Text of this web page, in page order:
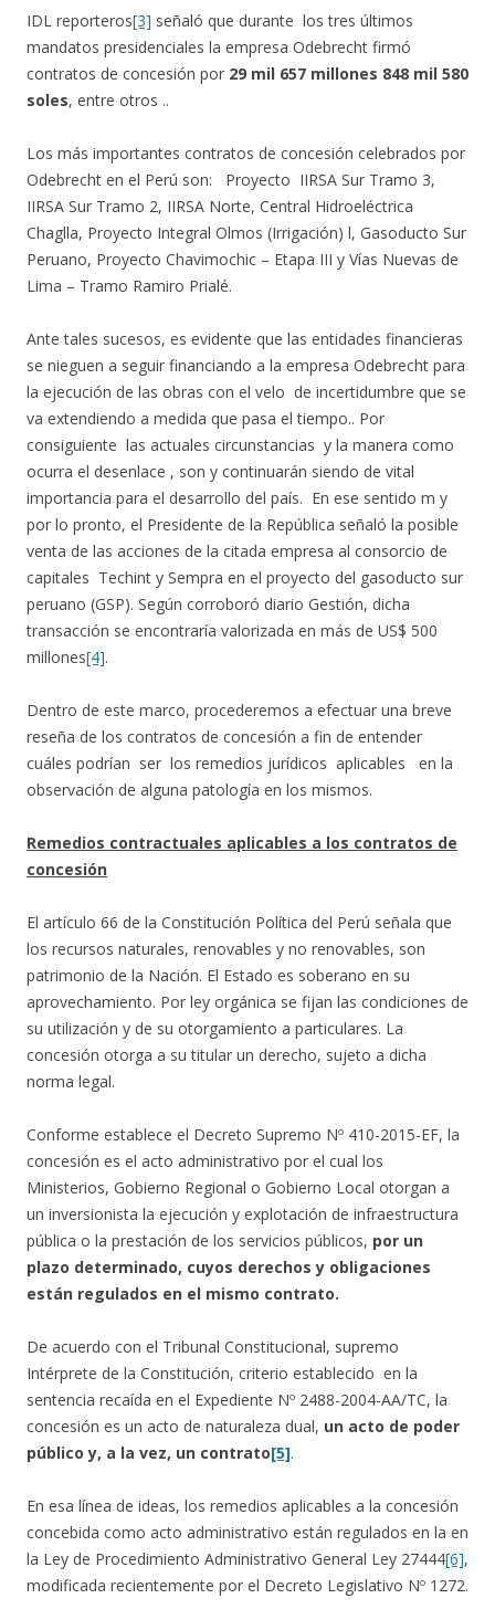
IDL reporteros[3] señaló que durante los tres últimos
mandatos presidenciales la empresa Odebrecht firmó
contratos de concesión por 29 mil 657 millones 848 mil 580
soles, entre otros ..
Los más importantes contratos de concesión celebrados por
Odebrecht en el Perú son: Proyecto IIRSA Sur Tramo 3,
IIRSA Sur Tramo 2, IIRSA Norte, Central Hidroeléctrica
Chaglla, Proyecto Integral Olmos (Irrigación) l, Gasoducto Sur
Peruano, Proyecto Chavimochic – Etapa III y Vías Nuevas de
Lima – Tramo Ramiro Prialé.
Ante tales sucesos, es evidente que las entidades financieras
se nieguen a seguir financiando a la empresa Odebrecht para
la ejecución de las obras con el velo de incertidumbre que se
va extendiendo a medida que pasa el tiempo.. Por
consiguiente las actuales circunstancias y la manera como
ocurra el desenlace , son y continuarán siendo de vital
importancia para el desarrollo del país. En ese sentido m y
por lo pronto, el Presidente de la República señaló la posible
venta de las acciones de la citada empresa al consorcio de
capitales Techint y Sempra en el proyecto del gasoducto sur
peruano (GSP). Según corroboró diario Gestión, dicha
transacción se encontraría valorizada en más de US$ 500
millones[4].
Dentro de este marco, procederemos a efectuar una breve
reseña de los contratos de concesión a fin de entender
cuáles podrían ser los remedios jurídicos aplicables en la
observación de alguna patología en los mismos.
Remedios contractuales aplicables a los contratos de
concesión
El artículo 66 de la Constitución Política del Perú señala que
los recursos naturales, renovables y no renovables, son
patrimonio de la Nación. El Estado es soberano en su
aprovechamiento. Por ley orgánica se fijan las condiciones de
su utilización y de su otorgamiento a particulares. La
concesión otorga a su titular un derecho, sujeto a dicha
norma legal.
Conforme establece el Decreto Supremo Nº 410-2015-EF, la
concesión es el acto administrativo por el cual los
Ministerios, Gobierno Regional o Gobierno Local otorgan a
un inversionista la ejecución y explotación de infraestructura
pública o la prestación de los servicios públicos, por un
plazo determinado, cuyos derechos y obligaciones
están regulados en el mismo contrato.
De acuerdo con el Tribunal Constitucional, supremo
Intérprete de la Constitución, criterio establecido en la
sentencia recaída en el Expediente Nº 2488-2004-AA/TC, la
concesión es un acto de naturaleza dual, un acto de poder
público y, a la vez, un contrato[5].
En esa línea de ideas, los remedios aplicables a la concesión
concebida como acto administrativo están regulados en la en
la Ley de Procedimiento Administrativo General Ley 27444[6],
modificada recientemente por el Decreto Legislativo Nº 1272.